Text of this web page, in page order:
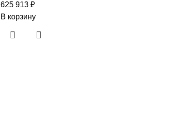
625 913 ₽
В корзину